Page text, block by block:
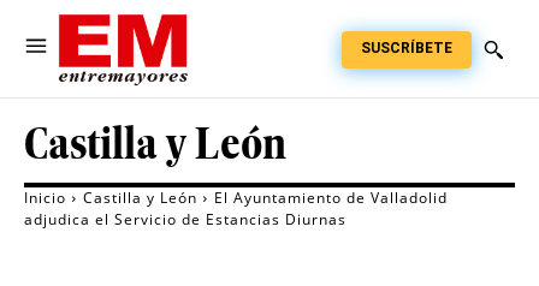
SUSCRÍBETE
Castilla y León
Inicio Castilla y León
El Ayuntamiento de Valladolid
adjudica el Servicio de Estancias Diurnas